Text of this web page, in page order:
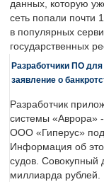
данных, которую
сеть попали почти
в популярных
государственных
Разработчики ПО
заявление о
Разработчик
системы «Аврора»
ООО «Гиперус»
Информация об
судов. Совокупный
миллиарда рублей.